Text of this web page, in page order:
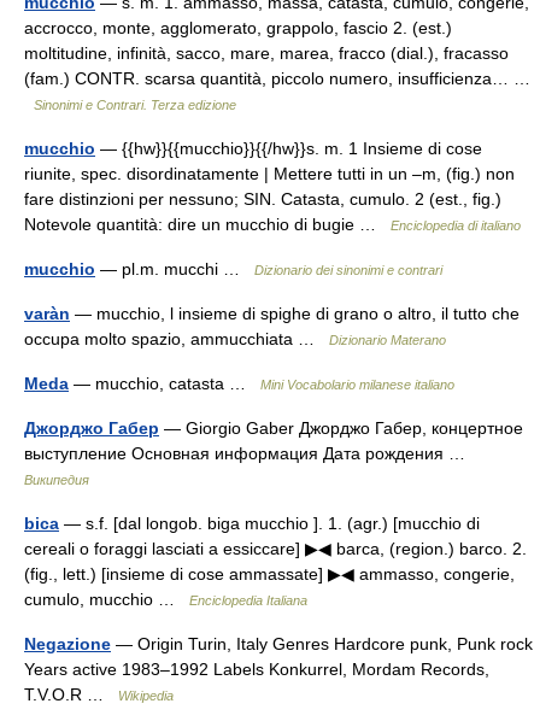
accrocco, monte, agglomerato, grappolo, fascio 2. (est.)
moltitudine, infinità, sacco, mare, marea, fracco (dial.), fracasso
(fam.) CONTR. scarsa quantità, piccolo numero, insufficienza… …
Sinonimi e Contrari. Terza edizione
mucchio — {{hw}}{{mucchio}}{{/hw}}s. m. 1 Insieme di cose
riunite, spec. disordinatamente | Mettere tutti in un –m, (fig.) non
fare distinzioni per nessuno; SIN. Catasta, cumulo. 2 (est., fig.)
Notevole quantità: dire un mucchio di bugie …
Enciclopedia di italiano
mucchio — pl.m. mucchi … Dizionario dei sinonimi e contrari
varàn — mucchio, l insieme di spighe di grano o altro, il tutto che
occupa molto spazio, ammucchiata …
Dizionario Materano
Meda — mucchio, catasta … Mini Vocabolario milanese italiano
Джорджо Габер — Giorgio Gaber Джорджо Габер, концертное
выступление Основная информация Дата рождения …
Википедия
bica — s.f. [dal longob. biga mucchio ]. 1. (agr.) [mucchio di
cereali o foraggi lasciati a essiccare] ▶◀ barca, (region.) barco. 2.
(fig., lett.) [insieme di cose ammassate] ▶◀ ammasso, congerie,
cumulo, mucchio …
Enciclopedia Italiana
Negazione — Origin Turin, Italy Genres Hardcore punk, Punk rock
Years active 1983–1992 Labels Konkurrel, Mordam Records,
T.V.O.R …
Wikipedia